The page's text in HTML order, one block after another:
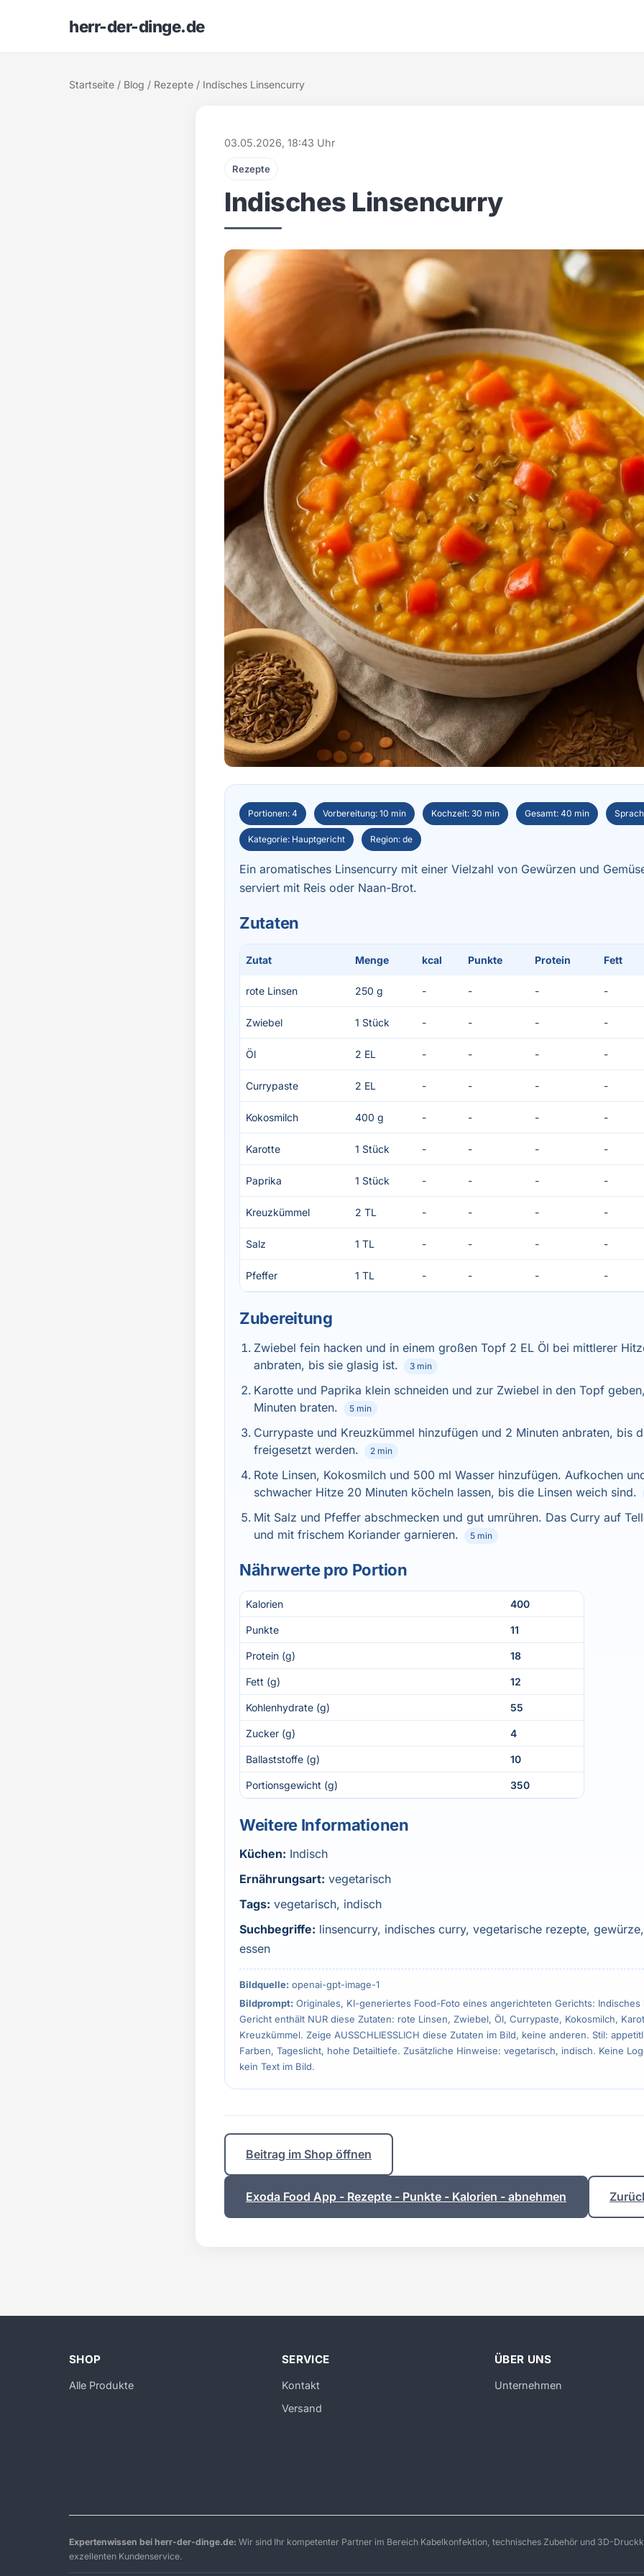
herr-der-dinge.de
Startseite / Blog / Rezepte / Indisches Linsencurry
03.05.2026, 18:43 Uhr
Rezepte
Indisches Linsencurry
Portionen: 4 Vorbereitung: 10 min Kochzeit: 30 min Gesamt: 40 min
Kategorie: Hauptgericht Region: de
Ein aromatisches Linsencurry mit einer Vielzahl von Gewürzen und
serviert mit Reis oder Naan-Brot.
Zutaten
Zutat Menge kcal Punkte Protein Fett
rote Linsen 250 g - - - -
Zwiebel 1 Stück - - - -
Öl 2 EL - - - -
Currypaste 2 EL - - - -
Kokosmilch 400 g - - - -
Karotte 1 Stück - - - -
Paprika 1 Stück - - - -
Kreuzkümmel 2 TL - - - -
Salz 1 TL - - - -
Pfeffer 1 TL - - - -
Zubereitung
Zwiebel fein hacken und in einem großen Topf 2 EL Öl bei mittlerer
anbraten, bis sie glasig ist.
3 min
Karotte und Paprika klein schneiden und zur Zwiebel in den Topf
Minuten braten.
5 min
Currypaste und Kreuzkümmel hinzufügen und 2 Minuten anbraten, bis
freigesetzt werden.
2 min
Rote Linsen, Kokosmilch und 500 ml Wasser hinzufügen. Aufkochen
schwacher Hitze 20 Minuten köcheln lassen, bis die Linsen weich sind.
Mit Salz und Pfeffer abschmecken und gut umrühren. Das Curry auf
und mit frischem Koriander garnieren.
5 min
Nährwerte pro Portion
Kalorien 400
Punkte 11
Protein (g) 18
Fett (g) 12
Kohlenhydrate (g) 55
Zucker (g) 4
Ballaststoffe (g) 10
Portionsgewicht (g) 350
Weitere Informationen
Küchen: Indisch
Ernährungsart: vegetarisch
Tags: vegetarisch, indisch
Suchbegriffe: linsencurry, indisches curry, vegetarische rezepte,
essen
Bildquelle: openai-gpt-image-1
Bildprompt: Originales, KI-generiertes Food-Foto eines angerichteten Gerichts: Indisches
Gericht enthält NUR diese Zutaten: rote Linsen, Zwiebel, Öl, Currypaste, Kokosmilch,
Kreuzkümmel. Zeige AUSSCHLIESSLICH diese Zutaten im Bild, keine anderen. Stil:
Farben, Tageslicht, hohe Detailtiefe. Zusätzliche Hinweise: vegetarisch, indisch. Keine
kein Text im Bild.
Beitrag im Shop öffnen
Exoda Food App - Rezepte - Punkte - Kalorien - abnehmen
SHOP
Alle Produkte
SERVICE
Kontakt
Versand
ÜBER UNS
Unternehmen
Expertenwissen bei herr-der-dinge.de: Wir sind Ihr kompetenter Partner im Bereich Kabelkonfektion, technisches Zubehör und 3D-
exzellenten Kundenservice.